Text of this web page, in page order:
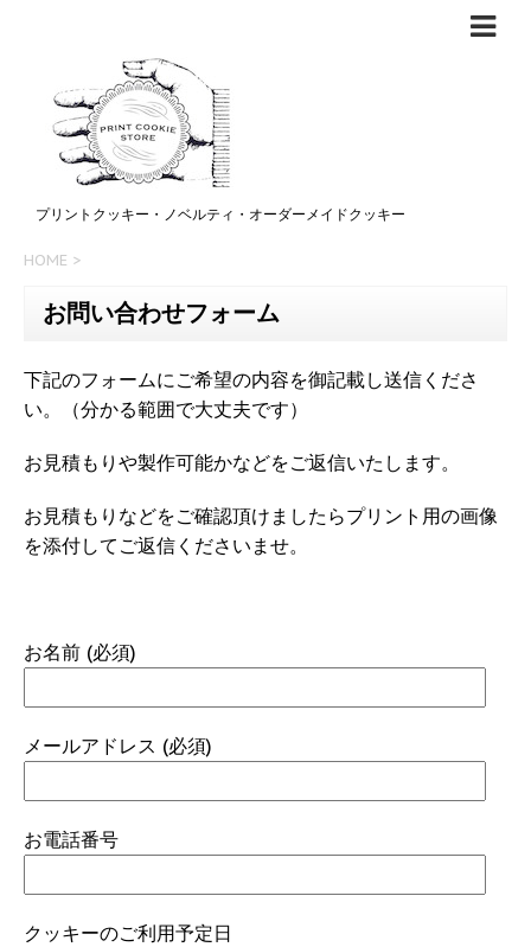
プリントクッキー・ノベルティ・オーダーメイドクッキー
HOME >
お問い合わせフォーム
下記のフォームにご希望の内容を御記載し送信くださ
い。（分かる範囲で大丈夫です）
お見積もりや製作可能かなどをご返信いたします。
お見積もりなどをご確認頂けましたらプリント用の画像
を添付してご返信くださいませ。
お名前 (必須)
メールアドレス (必須)
お電話番号
クッキーのご利用予定日